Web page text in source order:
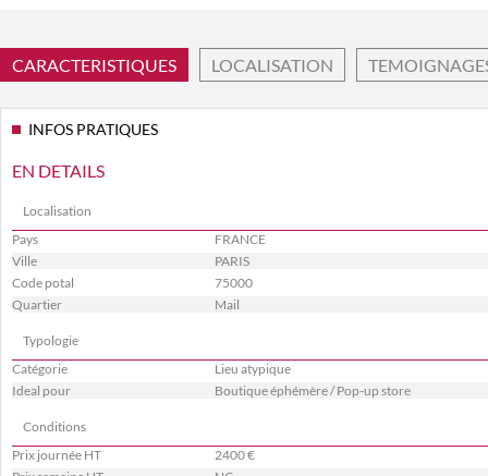
CARACTERISTIQUES LOCALISATION
INFOS PRATIQUES
EN DETAILS
Localisation
Pays
FRANCE
Ville
PARIS
Code potal
75000
Quartier
Mail
Typologie
Catégorie
Lieu atypique
Ideal pour
Boutique éphémère / Pop-up store
Conditions
Prix journée HT
2400 €